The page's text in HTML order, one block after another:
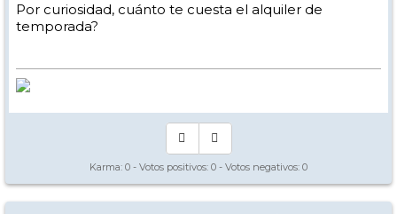
Por curiosidad, cuánto te cuesta el alquiler de
temporada?
Karma: 0 - Votos positivos: 0 - Votos negativos: 0